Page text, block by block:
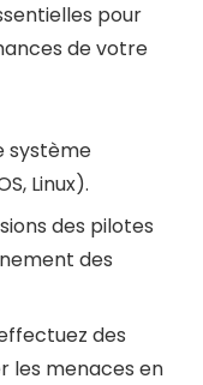
pour
de votre
système
Linux).
des pilotes
des
des
les menaces en